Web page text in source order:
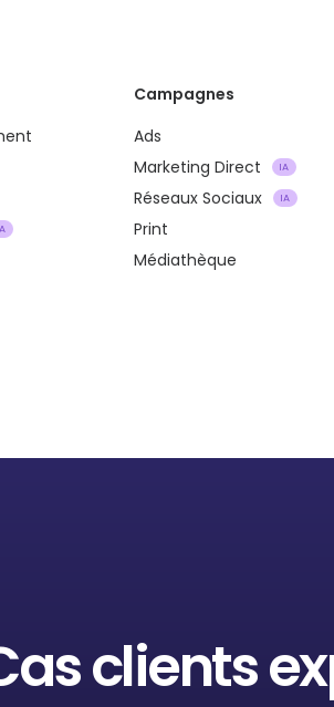
Campagnes
Ads
Marketing Direct
IA
Réseaux Sociaux IA
Print
Médiathèque
clients